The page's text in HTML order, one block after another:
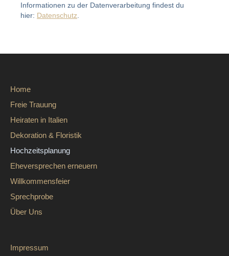
Informationen zu der Datenverarbeitung findest du
hier: Datenschutz.
Home
Freie Trauung
Heiraten in Italien
Dekoration & Floristik
Hochzeitsplanung
Eheversprechen erneuern
Willkommensfeier
Sprechprobe
Über Uns
Impressum